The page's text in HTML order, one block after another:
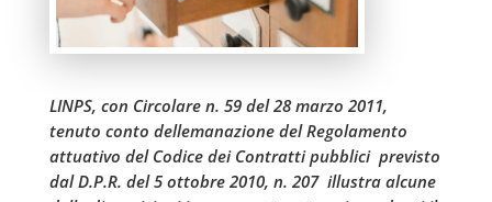
LINPS, con Circolare n. 59 del 28 marzo 2011,
tenuto conto dellemanazione del Regolamento
attuativo del Codice dei Contratti pubblici  previsto
dal D.P.R. del 5 ottobre 2010, n. 207  illustra alcune